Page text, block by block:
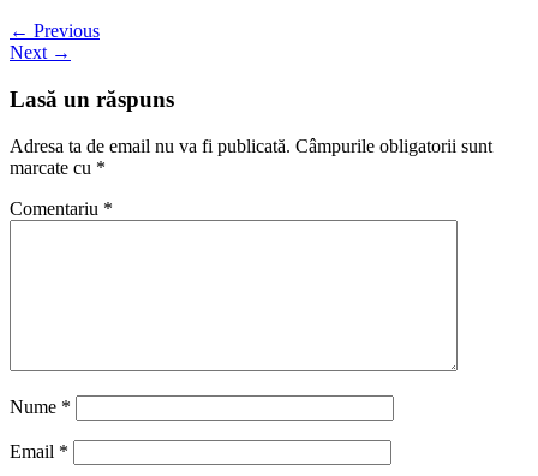
← Previous
Next →
Lasă un răspuns
Adresa ta de email nu va fi publicată. Câmpurile obligatorii sunt
marcate cu *
Comentariu *
Nume *
Email *